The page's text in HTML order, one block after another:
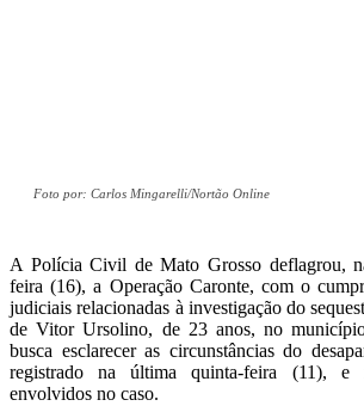
Foto por: Carlos Mingarelli/Nortão Online
A Polícia Civil de Mato Grosso deflagrou,
feira (16), a Operação Caronte, com o
judiciais relacionadas à investigação do
de Vitor Ursolino, de 23 anos, no
busca esclarecer as circunstâncias do
registrado na última quinta-feira (11), e
envolvidos no caso.